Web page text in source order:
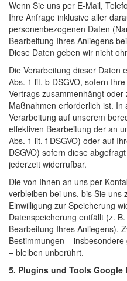
Wenn Sie uns per E-Mail,
Ihre Anfrage inklusive aller
personenbezogenen Daten
Bearbeitung Ihres Anliegens
Diese Daten geben wir nicht
Die Verarbeitung dieser Daten
Abs. 1 lit. b DSGVO, sofern
Vertrags zusammenhängt
Maßnahmen erforderlich ist.
Verarbeitung auf unserem
effektiven Bearbeitung der an
Abs. 1 lit. f DSGVO) oder auf
DSGVO) sofern diese
jederzeit widerrufbar.
Die von Ihnen an uns per
verbleiben bei uns, bis Sie uns
Einwilligung zur Speicherung
Datenspeicherung entfällt (z.
Bearbeitung Ihres Anliegens).
Bestimmungen –
– bleiben unberührt.
5. Plugins und Tools Google